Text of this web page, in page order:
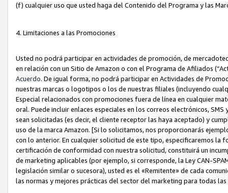
(f) cualquier uso que usted haga del Contenido del Programa y las
4. Limitaciones a las Promociones
Usted no podrá participar en actividades de promoción, de
en relación con un Sitio de Amazon o con el Programa de Afiliados
Acuerdo. De igual forma, no podrá participar en Actividades de
nuestras marcas o logotipos o los de nuestras filiales (incluyendo
Especial relacionados con promociones fuera de línea en cualquier
oral. Puede incluir enlaces especiales en los correos electrónicos,
sean solicitadas (es decir, el cliente receptor las haya aceptado) y
uso de la marca Amazon. [Si lo solicitamos, nos proporcionarás
con lo anterior. En cualquier solicitud de este tipo, especificaremos
certificación de conformidad con nuestra solicitud, constituirá un
de marketing aplicables (por ejemplo, si corresponde, la Ley CAN-
legislación similar o sucesora), usted es el «Remitente» de cada
las normas y mejores prácticas del sector del marketing para todas